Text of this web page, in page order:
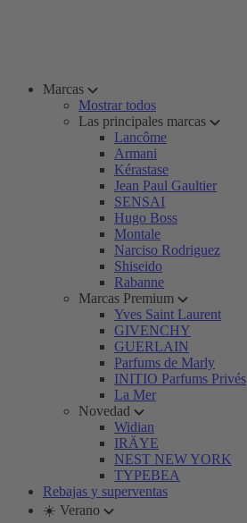
Marcas
Mostrar todos
Las principales marcas
Lancôme
Armani
Kérastase
Jean Paul Gaultier
SENSAI
Hugo Boss
Montale
Narciso Rodriguez
Shiseido
Rabanne
Marcas Premium
Yves Saint Laurent
GIVENCHY
GUERLAIN
Parfums de Marly
INITIO Parfums Privés
La Mer
Novedad
Widian
IRÄYE
NEST NEW YORK
TYPEBEA
Rebajas y superventas
☀️ Verano